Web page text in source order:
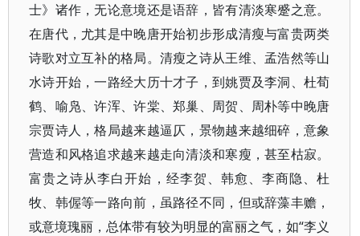
士》诸作，无论意境还是语辞，皆有清淡寒蹙之意。
在唐代，尤其是中晚唐开始初步形成清瘦与富贵两类
诗歌对立互补的格局。清瘦之诗从王维、孟浩然等山
水诗开始，一路经大历十才子，到姚贾及李洞、杜荀
鹤、喻凫、许浑、许棠、郑巢、周贺、周朴等中晚唐
宗贾诗人，格局越来越逼仄，景物越来越细碎，意象
营造和风格追求越来越走向清淡和寒瘦，甚至枯寂。
富贵之诗从李白开始，经李贺、韩愈、李商隐、杜
牧、韩偓等一路向前，虽路径不同，但或辞藻丰赡，
或意境瑰丽，总体带有较为明显的富丽之气，如“李义